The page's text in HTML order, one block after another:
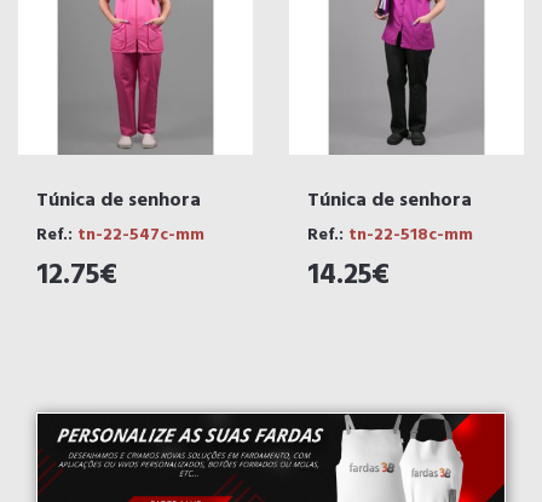
Túnica de senhora
Ref.: tn-22-547c-mm
12.75€
Túnica de senhora
Ref.: tn-22-518c-mm
14.25€